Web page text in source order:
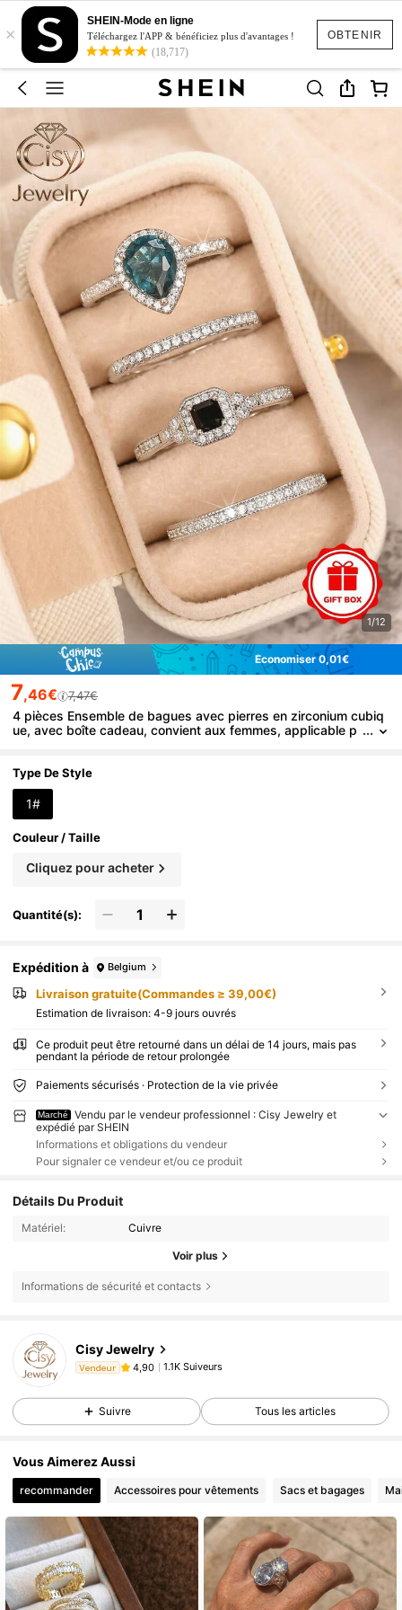
OBTENIR
×
SHEIN-Mode en ligne
Téléchargez l'APP & bénéficiez plus d'avantages !
(18,717)
1/12
Économiser 0,01€
7,46€ 7,47€
4 pièces Ensemble de bagues avec pierres en zirconium cubiq
ue, avec boîte cadeau, convient aux femmes, applicable p
Type De Style
1#
Couleur / Taille
Cliquez pour acheter
Quantité(s):
Expédition à Belgium
Livraison gratuite(Commandes ≥ 39,00€)
Estimation de livraison: 4-9 jours ouvrés
Ce produit peut être retourné dans un délai de 14 jours, mais pas
pendant la période de retour prolongée
Paiements sécurisés · Protection de la vie privée
Marché
Vendu par le vendeur professionnel : Cisy Jewelry et
expédié par SHEIN
Informations et obligations du vendeur
Pour signaler ce vendeur et/ou ce produit
Détails Du Produit
Matériel: Cuivre
Voir plus
Informations de sécurité et contacts
Cisy Jewelry
Vendeur 4,90 1.1K Suiveurs
Suivre Tous les articles
Vous Aimerez Aussi
recommander Accessoires pour vêtements Sacs et bagages